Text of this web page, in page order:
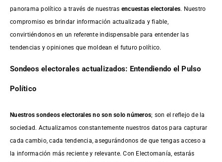
panorama político a través de nuestras encuestas electorales. Nuestro
compromiso es brindar información actualizada y fiable,
convirtiéndonos en un referente indispensable para entender las
tendencias y opiniones que moldean el futuro político.
Sondeos electorales actualizados: Entendiendo el Pulso
Político
Nuestros sondeos electorales no son solo números; son el reflejo de la
sociedad. Actualizamos constantemente nuestros datos para capturar
cada cambio, cada tendencia, asegurándonos de que tengas acceso a
la información más reciente y relevante. Con Electomanía, estarás